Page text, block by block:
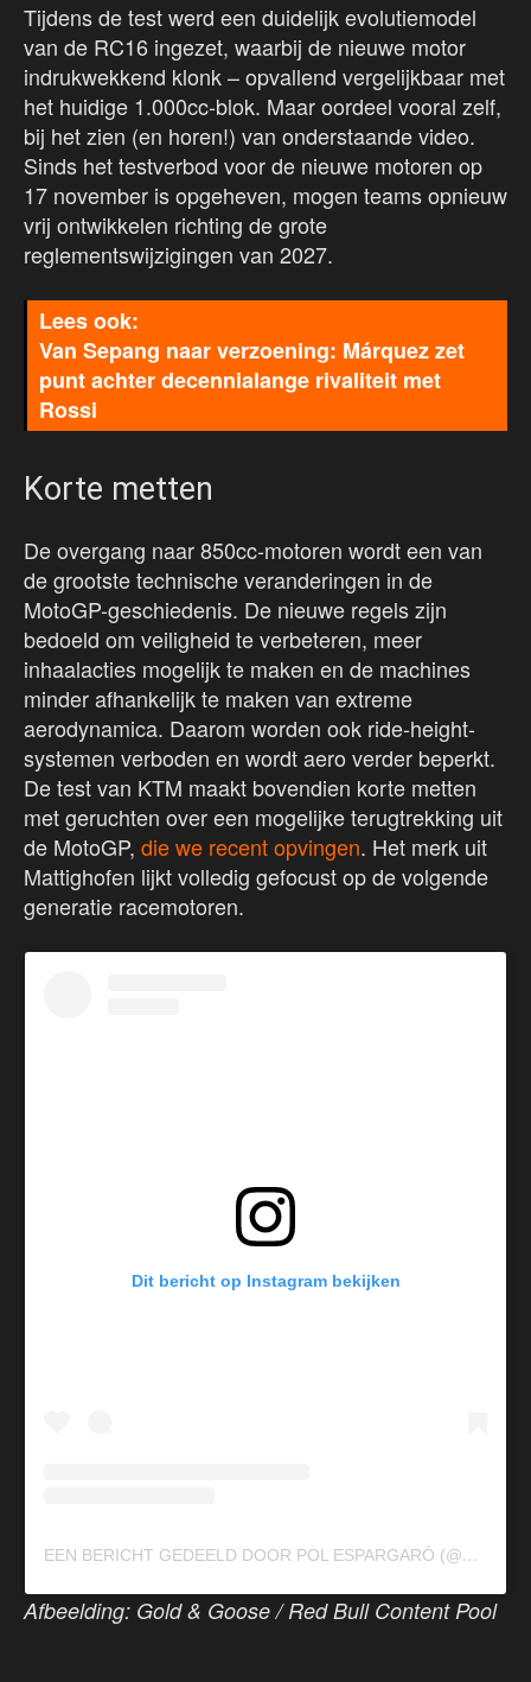
Tijdens de test werd een duidelijk evolutiemodel
van de RC16 ingezet, waarbij de nieuwe motor
indrukwekkend klonk – opvallend vergelijkbaar met
het huidige 1.000cc-blok. Maar oordeel vooral zelf,
bij het zien (en horen!) van onderstaande video.
Sinds het testverbod voor de nieuwe motoren op
17 november is opgeheven, mogen teams opnieuw
vrij ontwikkelen richting de grote
reglementswijzigingen van 2027.
Van Sepang naar verzoening: Márquez zet
punt achter decennialange rivaliteit met
Rossi
Korte metten
De overgang naar 850cc-motoren wordt een van
de grootste technische veranderingen in de
MotoGP-geschiedenis. De nieuwe regels zijn
bedoeld om veiligheid te verbeteren, meer
inhaalacties mogelijk te maken en de machines
minder afhankelijk te maken van extreme
aerodynamica. Daarom worden ook ride-height-
systemen verboden en wordt aero verder beperkt.
De test van KTM maakt bovendien korte metten
met geruchten over een mogelijke terugtrekking uit
de MotoGP, die we recent opvingen. Het merk uit
Mattighofen lijkt volledig gefocust op de volgende
generatie racemotoren.
Dit bericht op Instagram bekijken
E
EN BERICHT GEDEELD DOOR POL ESPARGARÓ (@POLESPARGARO)
Afbeelding: Gold & Goose / Red Bull Content Pool